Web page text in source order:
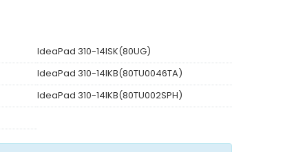
IdeaPad 310-14ISK(80UG)
IdeaPad 310-14IKB(80TU0046TA)
IdeaPad 310-14IKB(80TU002SPH)